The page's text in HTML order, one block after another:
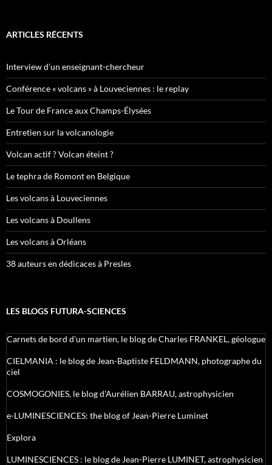
ARTICLES RÉCENTS
Interview d’un enseignant-chercheur
Conférence « volcans » à Louveciennes : le replay
Le Tour de France aux Champs-Élysées
Entretien sur la volcanologie
Volcan actif ? Volcan éteint ?
Le tephra de Romont en Belgique
Les volcans à Louveciennes
Les volcans à Doullens
Les volcans à Orléans
38 auteurs en dédicaces à Presles
LES BLOGS FUTURA-SCIENCES
Carnets de bord d’un martien, le blog de Charles FRANKEL, géologue
CIELMANIA : le blog de Jean-Baptiste FELDMANN, photographe du
ciel
COSMOGONIES, le blog d'Aurélien BARRAU, astrophysicien
e-LUMINESCIENCES: the blog of Jean-Pierre Luminet
Explora
LUMINESCIENCES : le blog de Jean-Pierre LUMINET, astrophysicien